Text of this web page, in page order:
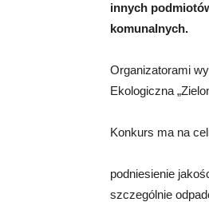
innych
komunalnych.
Organizatorami
Ekologiczna
Konkurs ma na
podniesienie
szczególnie